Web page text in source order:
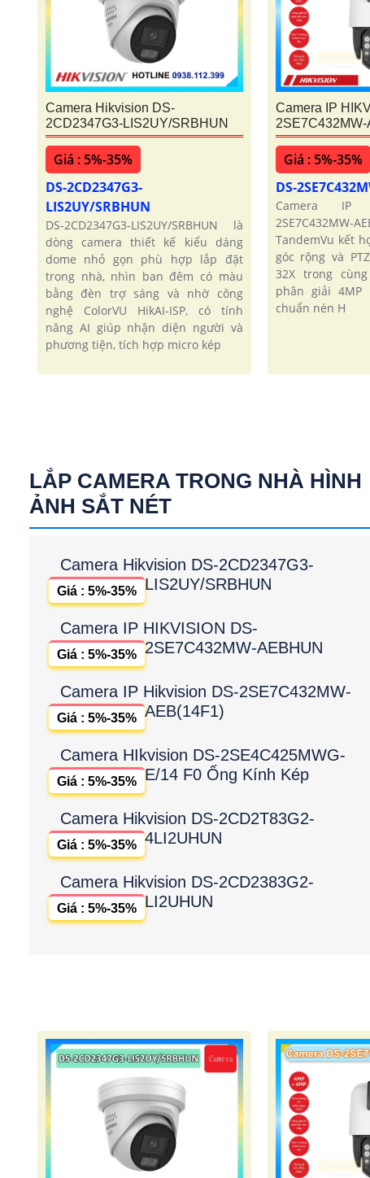
Camera Hikvision DS-
2CD2347G3-LIS2UY/SRBHUN
Giá : 5%-35%
DS-2CD2347G3-
LIS2UY/SRBHUN
DS-2CD2347G3-LIS2UY/SRBHUN là
dòng camera thiết kế kiểu dáng
dome nhỏ gọn phù hợp lắp đặt
trong nhà, nhìn ban đêm có màu
bằng đèn trợ sáng và nhờ công
nghệ ColorVU HikAI-ISP, có tính
năng AI giúp nhận diện người và
phương tiện, tích hợp micro kép
Camera IP
2SE7C432MW-
Giá : 5%-35%
DS-
Camera IP
TandemVu kết
góc rộng và
32X trong
phân giải 4MP
chuẩn nén H
LẮP CAMERA TRONG NHÀ HÌNH
ẢNH SẮT NÉT
Camera Hikvision DS-2CD2347G3-
LIS2UY/SRBHUN
Giá : 5%-35%
Camera IP HIKVISION DS-
2SE7C432MW-AEBHUN
Giá : 5%-35%
Camera IP Hikvision DS-2SE7C432MW-
AEB(14F1)
Giá : 5%-35%
Camera HIkvision DS-2SE4C425MWG-
E/14 F0 Ống Kính Kép
Giá : 5%-35%
Camera Hikvision DS-2CD2T83G2-
4LI2UHUN
Giá : 5%-35%
Camera Hikvision DS-2CD2383G2-
LI2UHUN
Giá : 5%-35%